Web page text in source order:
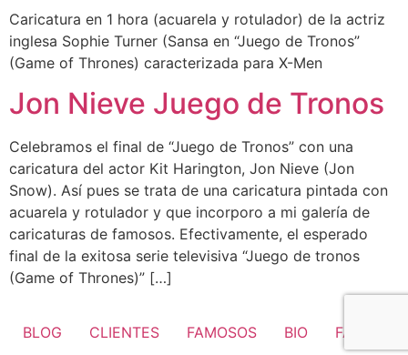
Caricatura en 1 hora (acuarela y rotulador) de la actriz
inglesa Sophie Turner (Sansa en “Juego de Tronos”
(Game of Thrones) caracterizada para X-Men
Jon Nieve Juego de Tronos
Celebramos el final de “Juego de Tronos” con una
caricatura del actor Kit Harington, Jon Nieve (Jon
Snow). Así pues se trata de una caricatura pintada con
acuarela y rotulador y que incorporo a mi galería de
caricaturas de famosos. Efectivamente, el esperado
final de la exitosa serie televisiva “Juego de tronos
(Game of Thrones)” […]
BLOG CLIENTES FAMOSOS BIO FAQ